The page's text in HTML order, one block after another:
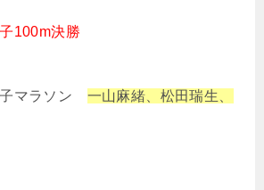
100m決勝
マラソン 一山麻緒、松田瑞生、